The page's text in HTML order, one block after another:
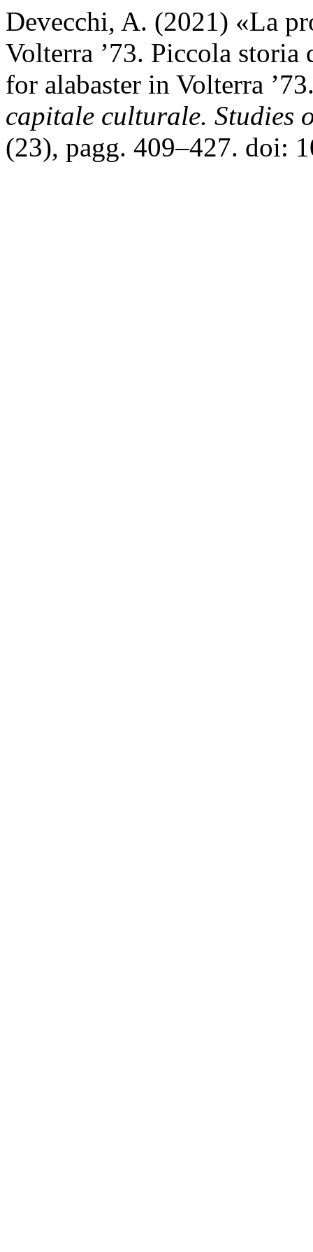
Devecchi, A. (2021) «La
Volterra ’73. Piccola storia
for alabaster in Volterra
capitale culturale. Studies
(23), pagg. 409–427. doi: